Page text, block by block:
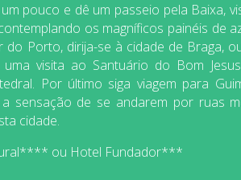
pouco e dê um passeio pela Baixa,
os magníficos painéis de
do Porto, dirija-se à cidade de Braga,
uma visita ao Santuário do Bom
Por último siga viagem para
sensação de se andarem por ruas
cidade.
ou Hotel Fundador***